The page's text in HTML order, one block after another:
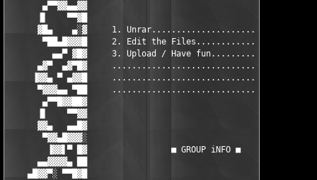
▄▀▀▓▓▄▄▓▓
▐▌    ▀▀▓█
▓█▄    ▄░▓     1. Unrar.............................
▀██▄█▓▓▓█     2. Edit the Files....................
▄▄▀ ▓█▓     3. Upload / Have fun.................
▄▓▀  ▄▓▀█▓     .....................................
▐▓▓▄ ▀ ▄▓▓█     .....................................
▀▓▓▓▄▄ ▀██     .....................................
▄▀▀█▓▓██▓
▐▌    ▀▀▓▓
▓▓▄   ▄▄█▓
▀▓▓▄█▓▓▓░
▐▓▓▌▀ █▓                 ■ GROUP iNFO ■
▄▄▓▓▓▓▄ ██
▄█▓▓▀░ ▀▀█▓█